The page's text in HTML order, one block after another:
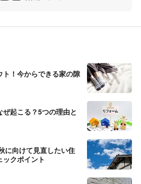
！今からできる家の隙
起こる？5つの理由と
に向けて見直したい住
ックポイント